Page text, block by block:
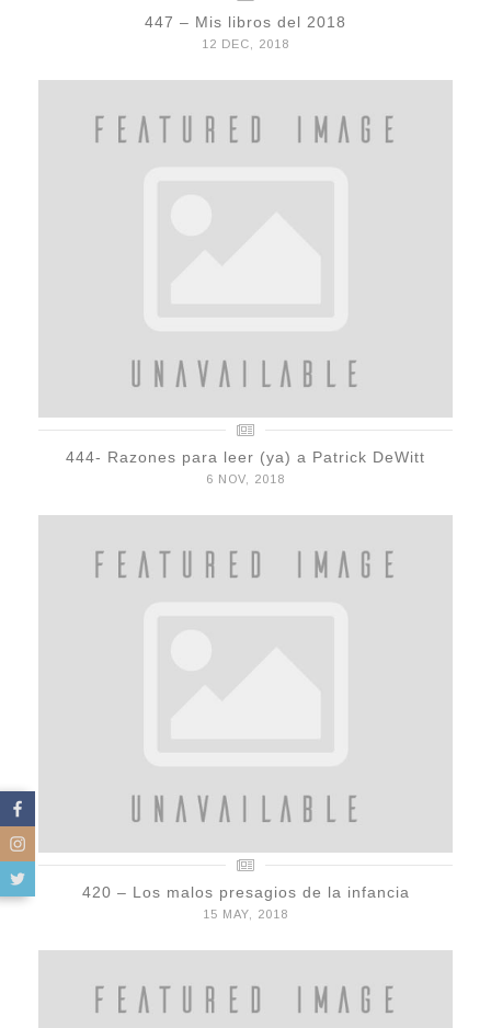
447 – Mis libros del 2018
12 DEC, 2018
444- Razones para leer (ya) a Patrick DeWitt
6 NOV, 2018
420 – Los malos presagios de la infancia
15 MAY, 2018